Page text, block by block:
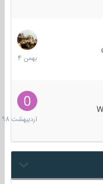
30
بهمن
1404
10
1398